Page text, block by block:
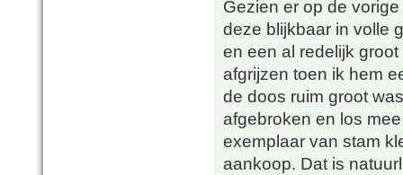
Gezien er op de
deze blijkbaar in volle
en een al redelijk
afgrijzen toen ik hem
de doos ruim groot
afgebroken en los
exemplaar van stam
aankoop. Dat is